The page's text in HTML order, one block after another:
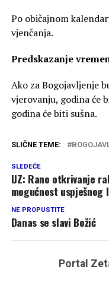
Po običajnom
vjenčanja.
Predskazanje
Ako za Bogojavljenje
vjerovanju, godina će
godina će biti sušna.
SLIČNE TEME:
SLEDEĆE
IJZ: Rano otkrivanje
mogućnost uspješnog
NE PROPUSTITE
Danas se slavi Božić
Portal